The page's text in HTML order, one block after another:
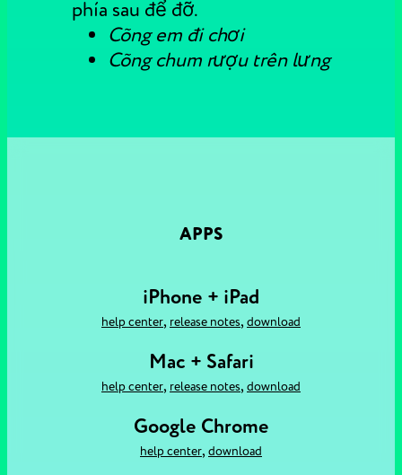
phía sau để đỡ.
Cõng em đi chơi
Cõng chum rượu trên lưng
APPS
iPhone + iPad
help center, release notes, download
Mac + Safari
help center, release notes, download
Google Chrome
help center, download